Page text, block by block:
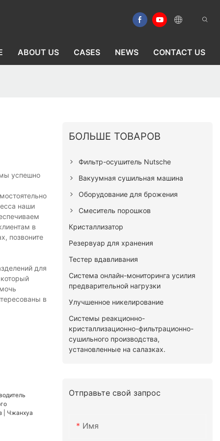
ABOUT US CASES NEWS CONTACT US
успешно
наши
в
позвоните
для
в
БОЛЬШЕ ТОВАРОВ
Фильтр-осушитель Nutsche
Вакуумная сушильная машина
Оборудование для брожения
Смеситель порошков
Кристаллизатор
Резервуар для хранения
Тестер вдавливания
Система онлайн-мониторинга усилия
предварительной нагрузки
Улучшенное никелирование
Системы реакционно-
кристаллизационно-фильтрационно-
сушильного производства,
установленные на салазках.
Отправьте свой запрос
Имя